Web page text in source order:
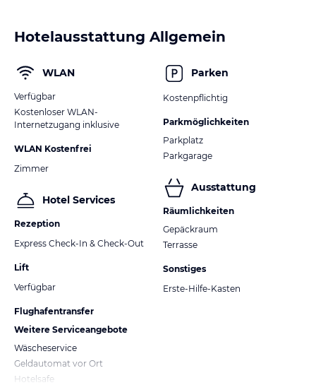
Hotelausstattung Allgemein
WLAN
Verfügbar
Kostenloser WLAN-
Internetzugang inklusive
WLAN Kostenfrei
Zimmer
Hotel Services
Rezeption
Express Check-In & Check-Out
Lift
Verfügbar
Flughafentransfer
Weitere Serviceangebote
Wäscheservice
Geldautomat vor Ort
Hotelsafe
Parken
Kostenpflichtig
Parkmöglichkeiten
Parkplatz
Parkgarage
Ausstattung
Räumlichkeiten
Gepäckraum
Terrasse
Sonstiges
Erste-Hilfe-Kasten